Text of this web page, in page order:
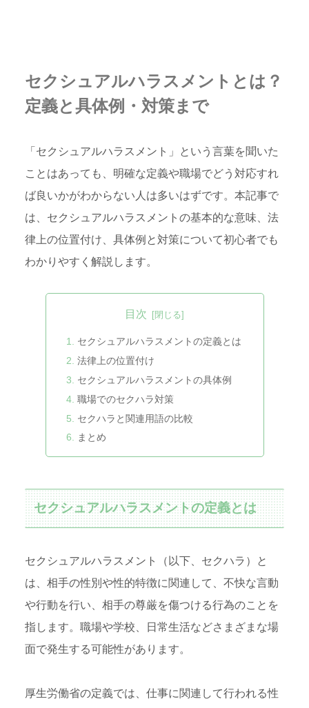
セクシュアルハラスメントとは？
定義と具体例・対策まで
「セクシュアルハラスメント」という言葉を聞いた
ことはあっても、明確な定義や職場でどう対応すれ
ば良いかがわからない人は多いはずです。本記事で
は、セクシュアルハラスメントの基本的な意味、法
律上の位置付け、具体例と対策について初心者でも
わかりやすく解説します。
目次
セクシュアルハラスメントの定義とは
法律上の位置付け
セクシュアルハラスメントの具体例
職場でのセクハラ対策
セクハラと関連用語の比較
まとめ
セクシュアルハラスメントの定義とは
セクシュアルハラスメント（以下、セクハラ）と
は、相手の性別や性的特徴に関連して、不快な言動
や行動を行い、相手の尊厳を傷つける行為のことを
指します。職場や学校、日常生活などさまざまな場
面で発生する可能性があります。
厚生労働省の定義では、仕事に関連して行われる性